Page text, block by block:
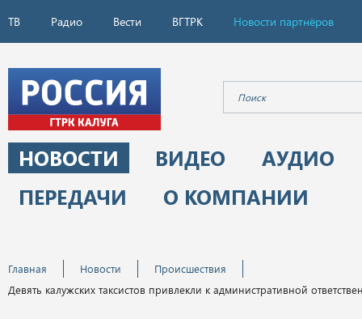
ТВ Радио Вести ВГТРК Новости партнёров
НОВОСТИ ВИДЕО
АУДИО
ПЕРЕДАЧИ
О КОМПАНИИ
Главная Новости
Происшествия
Девять калужских таксистов привлекли к административной